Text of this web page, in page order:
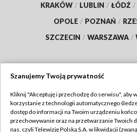
KRAKÓW / LUBLIN / ŁÓDŹ /
OPOLE / POZNAŃ /
SZCZECIN / WARSZAWA /
TVP
Abonament TVP
Regulamin
Szanujemy Twoją prywatność
Kliknij "Akceptuję i przechodzę do serwisu", aby
korzystanie z technologii automatycznego
dostęp do informacji na Twoim urządzeniu
przechowywanie oraz na przetwarzanie Twoich
nas, czyli Telewizję Polską S.A. w likwidacji